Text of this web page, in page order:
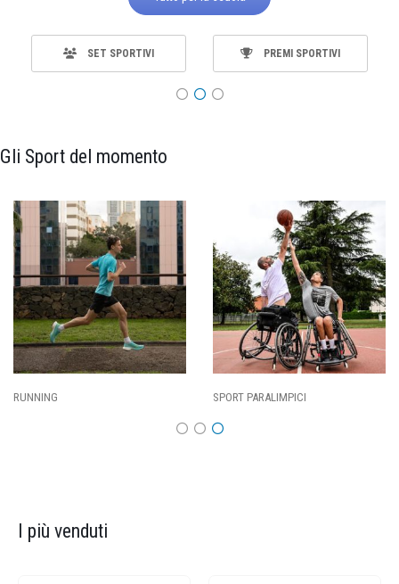
SET SPORTIVI PREMI SPORTIVI
Gli Sport del momento
CALCIO
I più venduti